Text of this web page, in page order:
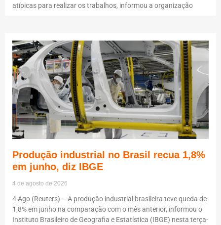
atípicas para realizar os trabalhos, informou a organização
Produção industrial no Brasil recua 1,8%
em junho, diz IBGE
4 de agosto de 2026
4 Ago (Reuters) – A produção industrial brasileira teve queda de
1,8% em junho na comparação com o mês anterior, informou o
Instituto Brasileiro de Geografia e Estatística (IBGE) nesta terça-